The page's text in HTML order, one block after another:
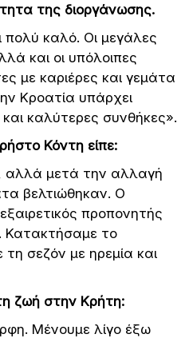
της διοργάνωσης.
πολύ καλό. Οι μεγάλες
και οι υπόλοιπες
με καριέρες και γεμάτα
Κροατία υπάρχει
καλύτερες συνθήκες».
Κόντη είπε:
αλλά μετά την αλλαγή
βελτιώθηκαν. Ο
προπονητής
Κατακτήσαμε το
τη σεζόν με ηρεμία και
ζωή στην Κρήτη:
Μένουμε λίγο έξω